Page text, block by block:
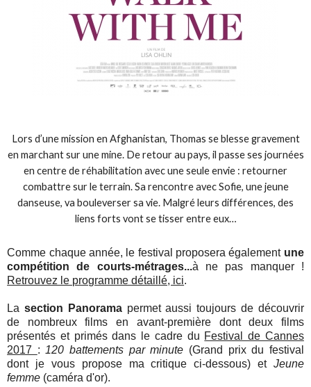
Lors d’une mission en Afghanistan, Thomas se blesse gravement
en marchant sur une mine. De retour au pays, il passe ses journées
en centre de réhabilitation avec une seule envie : retourner
combattre sur le terrain. Sa rencontre avec Sofie, une jeune
danseuse, va bouleverser sa vie. Malgré leurs différences, des
liens forts vont se tisser entre eux…
Comme chaque année, le festival proposera également une
compétition de courts-métrages...à ne pas manquer !
Retrouvez le programme détaillé, ici.
La section Panoramapermet aussi toujours de découvrir
de nombreux films en avant-première dont deux films
présentés et primés dans le cadre du Festival de Cannes
2017 : 120 battements par minute (Grand prix du festival
dont je vous propose ma critique ci-dessous) et Jeune
femme (caméra d'or).